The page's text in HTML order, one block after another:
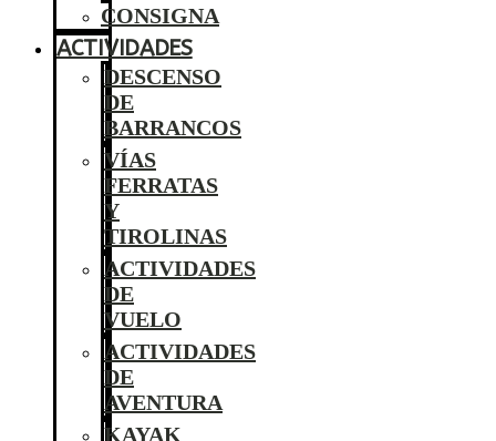
CONSIGNA
ACTIVIDADES
DESCENSO
DE
BARRANCOS
VÍAS
FERRATAS
Y
TIROLINAS
ACTIVIDADES
DE
VUELO
ACTIVIDADES
DE
AVENTURA
KAYAK